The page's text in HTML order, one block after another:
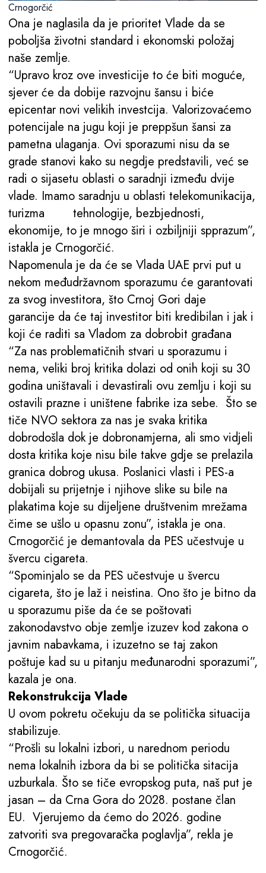
Crnogorčić
Ona je naglasila da je prioritet Vlade da se
poboljša životni standard i ekonomski položaj
naše zemlje.
“Upravo kroz ove investicije to će biti moguće,
sjever će da dobije razvojnu šansu i biće
epicentar novi velikih investcija. Valorizovaćemo
potencijale na jugu koji je preppšun šansi za
pametna ulaganja. Ovi sporazumi nisu da se
grade stanovi kako su negdje predstavili, već se
radi o sijasetu oblasti o saradnji između dvije
vlade. Imamo saradnju u oblasti telekomunikacija,
turizma tehnologije, bezbjednosti,
ekonomije, to je mnogo širi i ozbiljniji spprazum”,
istakla je Crnogorčić.
Napomenula je da će se Vlada UAE prvi put u
nekom međudržavnom sporazumu će garantovati
za svog investitora, što Crnoj Gori daje
garancije da će taj investitor biti kredibilan i jak i
koji će raditi sa Vladom za dobrobit građana
“Za nas problematičnih stvari u sporazumu i
nema, veliki broj kritika dolazi od onih koji su 30
godina uništavali i devastirali ovu zemlju i koji su
ostavili prazne i uništene fabrike iza sebe. Što se
tiče NVO sektora za nas je svaka kritika
dobrodošla dok je dobronamjerna, ali smo vidjeli
dosta kritika koje nisu bile takve gdje se prelazila
granica dobrog ukusa. Poslanici vlasti i PES-a
dobijali su prijetnje i njihove slike su bile na
plakatima koje su dijeljene društvenim mrežama
čime se ušlo u opasnu zonu”, istakla je ona.
Crnogorčić je demantovala da PES učestvuje u
švercu cigareta.
“Spominjalo se da PES učestvuje u švercu
cigareta, što je laž i neistina. Ono što je bitno da
u sporazumu piše da će se poštovati
zakonodavstvo obje zemlje izuzev kod zakona o
javnim nabavkama, i izuzetno se taj zakon
poštuje kad su u pitanju međunarodni sporazumi”,
kazala je ona.
Rekonstrukcija Vlade
U ovom pokretu očekuju da se politička situacija
stabilizuje.
“Prošli su lokalni izbori, u narednom periodu
nema lokalnih izbora da bi se politička sitacija
uzburkala. Što se tiče evropskog puta, naš put je
jasan – da Crna Gora do 2028. postane član
EU. Vjerujemo da ćemo do 2026. godine
zatvoriti sva pregovaračka poglavlja”, rekla je
Crnogorčić.